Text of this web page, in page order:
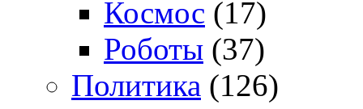
Космос (17)
Роботы (37)
Политика (126)